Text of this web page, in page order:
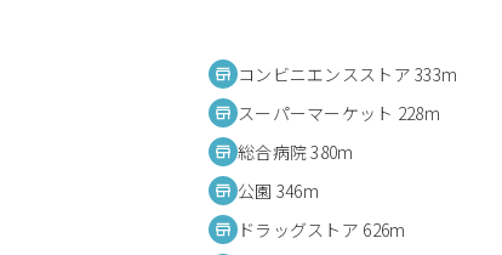
コンビニエンスストア 333m
スーパーマーケット 228m
総合病院 380m
公園 346m
ドラッグストア 626m